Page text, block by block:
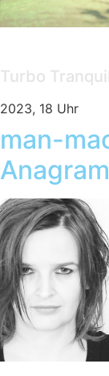
Turbo
2023, 18 Uhr
man-